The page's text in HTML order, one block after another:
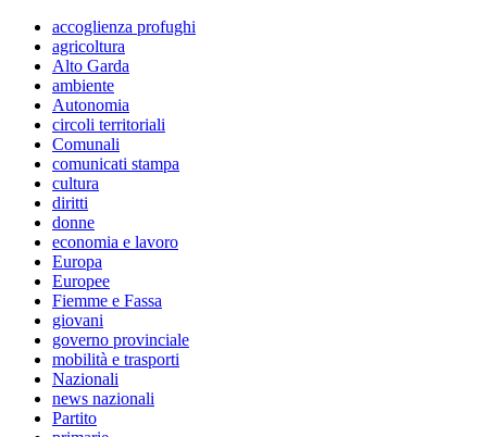
accoglienza profughi
agricoltura
Alto Garda
ambiente
Autonomia
circoli territoriali
Comunali
comunicati stampa
cultura
diritti
donne
economia e lavoro
Europa
Europee
Fiemme e Fassa
giovani
governo provinciale
mobilità e trasporti
Nazionali
news nazionali
Partito